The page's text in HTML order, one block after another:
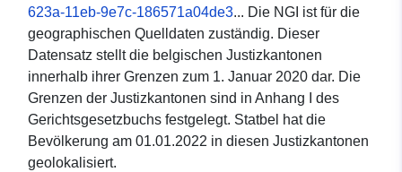
623a-11eb-9e7c-186571a04de3... Die NGI ist für die
geographischen Quelldaten zuständig. Dieser
Datensatz stellt die belgischen Justizkantonen
innerhalb ihrer Grenzen zum 1. Januar 2020 dar. Die
Grenzen der Justizkantonen sind in Anhang I des
Gerichtsgesetzbuchs festgelegt. Statbel hat die
Bevölkerung am 01.01.2022 in diesen Justizkantonen
geolokalisiert.